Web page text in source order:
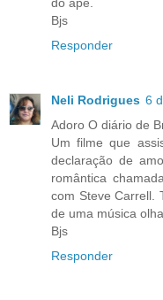
Bjs
Responder
Neli Rodrigues 6
Adoro O diário de
Um filme que
declaração de
romântica
com Steve Carrell.
de uma música
Bjs
Responder